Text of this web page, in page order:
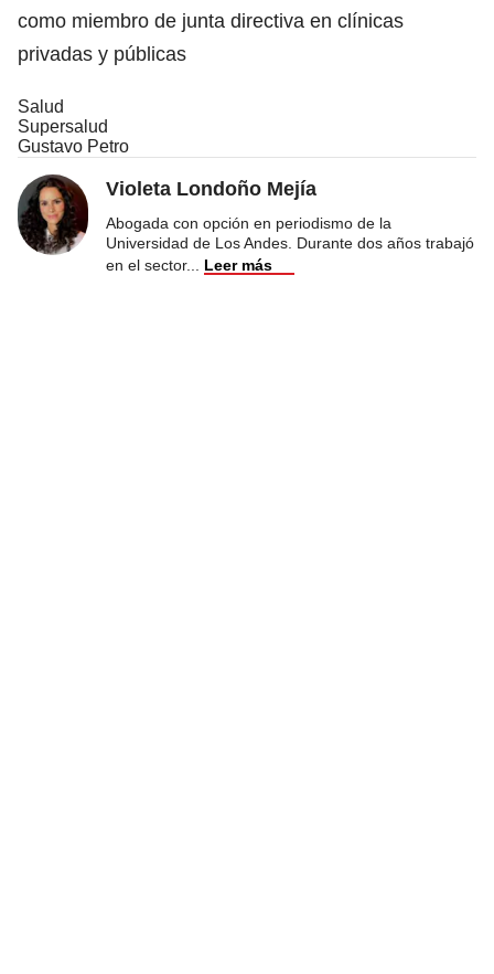
como miembro de junta directiva en clínicas
privadas y públicas
Salud
Supersalud
Gustavo Petro
Violeta Londoño Mejía
Abogada con opción en periodismo de la
Universidad de Los Andes. Durante dos años trabajó
en el sector... Leer más